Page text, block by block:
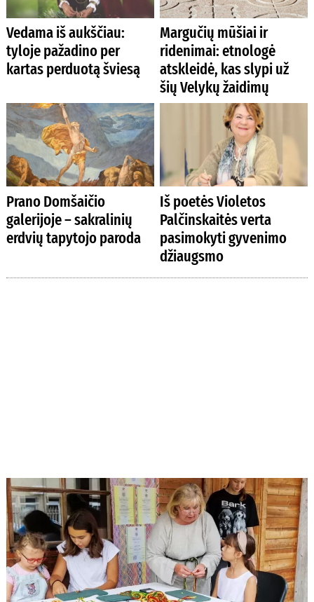
Vedama iš aukščiau:
tyloje pažadino per
kartas perduotą šviesą
Margučių mūšiai ir
ridenimai: etnologė
atskleidė, kas slypi už
šių Velykų žaidimų
Prano Domšaičio
galerijoje – sakralinių
erdvių tapytojo paroda
Iš poetės Violetos
Palčinskaitės verta
pasimokyti gyvenimo
džiaugsmo